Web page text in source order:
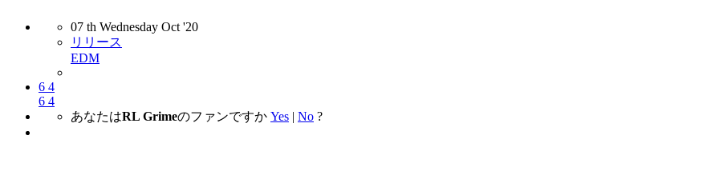
07 th Wednesday Oct '20
リリース
EDM
6 4
6 4
あなたはRL Grimeのファンですか Yes | No ?